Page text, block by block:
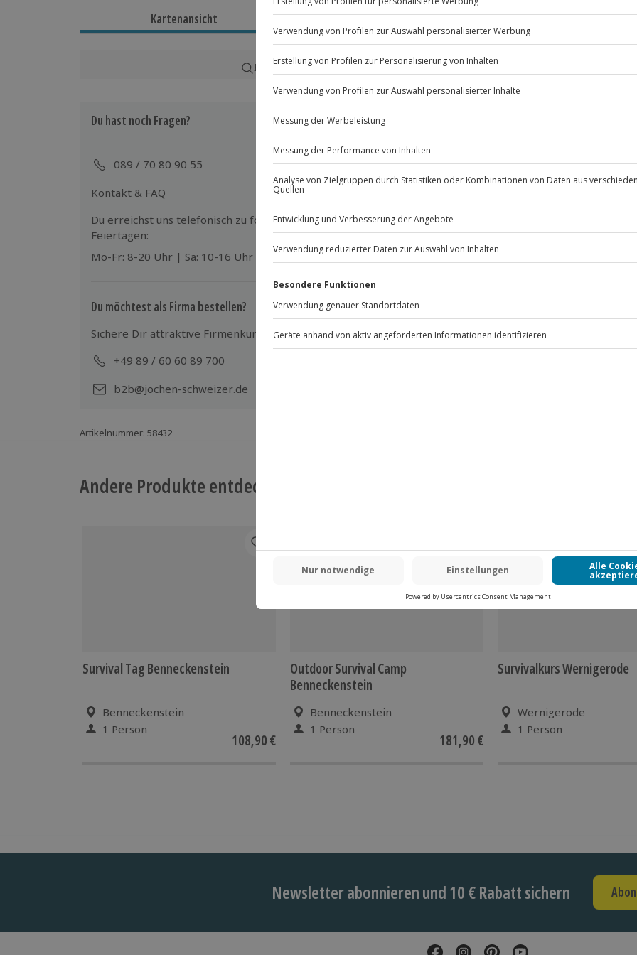
Ca. 7 Stunden
Ganzjährig zu bestimmten Terminen verfügbar
Teilnahmebedingungen
Teilnahme für Personen mit Handicap nach Absprache mit dem
Veranstalter möglich
Mitzubringen: Wasser, festes Schuhwerk, wetterfeste Kleidung
Gruppengröße: 5-12 Personen
Kartenansicht Listenansicht
© OpenStreetMaps
Karte in Großansicht
Du hast noch Fragen?
089 / 70 80 90 55
Kontakt & FAQ
Mühldorfstraße 8
81671 München
Du erreichst uns telefonisch zu folgenden Zeiten, außer an bundesweiten
Feiertagen:
Mo-Fr: 8-20 Uhr | Sa: 10-16 Uhr
Du möchtest als Firma bestellen?
Sichere Dir attraktive Firmenkunden Vorteile.
+49 89 / 60 60 89 700
b2b@jochen-schweizer.de
Artikelnummer: 58432
Andere Produkte entdecken
Survival Tag Benneckenstein
Benneckenstein
1 Person
108,90 €
Outdoor Survival Camp
Benneckenstein
Benneckenstein
1 Person
181,90 €
Survivalkurs Wernigerode
Wernigerode
1 Person
Newsletter abonnieren und 10 € Rabatt sichern